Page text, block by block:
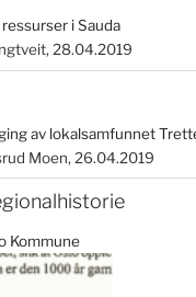
i Sauda
28.04.2019
av lokalsamfunnet
Moen 26.04.2019
Kommune